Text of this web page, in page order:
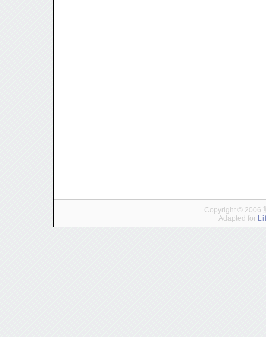
Copyright © 2006
Adapted for